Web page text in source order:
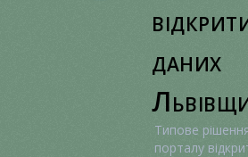
даних
Типове
порталу